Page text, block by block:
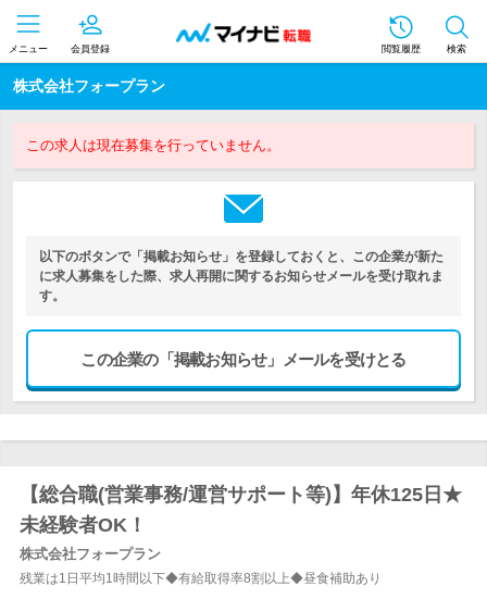
メニュー 会員登録 閲覧履歴 検索
株式会社フォープラン
この求人は現在募集を行っていません。
以下のボタンで「掲載お知らせ」を登録しておくと、この企業が新た
に求人募集をした際、求人再開に関するお知らせメールを受け取れま
す。
この企業の「掲載お知らせ」メールを受けとる
【総合職(営業事務/運営サポート等)】年休125日★
未経験者OK！
株式会社フォープラン
残業は1日平均1時間以下◆有給取得率8割以上◆昼食補助あり